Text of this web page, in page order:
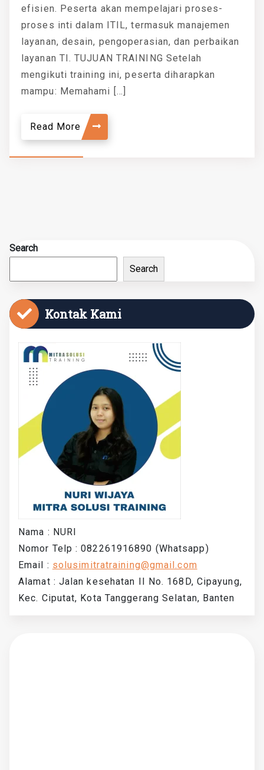
efisien. Peserta akan mempelajari proses-
proses inti dalam ITIL, termasuk manajemen
layanan, desain, pengoperasian, dan perbaikan
layanan TI. TUJUAN TRAINING Setelah
mengikuti training ini, peserta diharapkan
mampu: Memahami […]
Read More
Search
Search
Kontak Kami
Nama : NURI
Nomor Telp : 082261916890 (Whatsapp)
Email : solusimitratraining@gmail.com
Alamat : Jalan kesehatan II No. 168D, Cipayung,
Kec. Ciputat, Kota Tanggerang Selatan, Banten